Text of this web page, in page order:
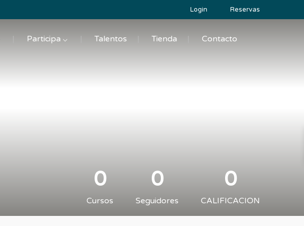
Reservas
Login
Participa ⌵ Talentos Tienda Contacto
0
Cursos
0
Seguidores
0
CALIFICACION